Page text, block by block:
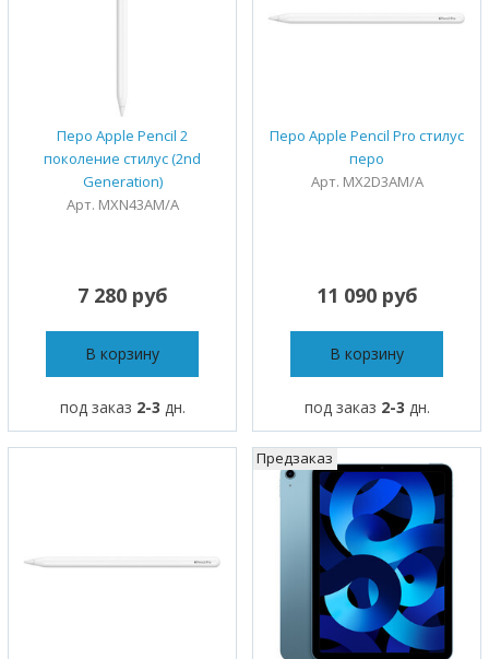
Перо Apple Pencil 2
поколение стилус (2nd
Generation)
Арт. MXN43AM/A
7 280 руб
В корзину
под заказ 2-3 дн.
Перо Apple Pencil Pro стилус
перо
Арт. MX2D3AM/A
11 090 руб
В корзину
под заказ 2-3 дн.
Предзаказ